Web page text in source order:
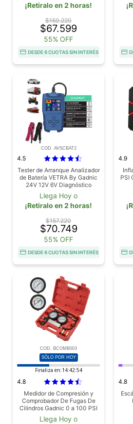
¡Retiralo en 2 horas!
$150.220
$67.599
55% OFF
DESDE 6 CUOTAS SIN INTERÉS
COD. AVSCBAT2
4.5
Tester de Arranque Analizador
de Batería VETRA By Gadnic
24V 12V 6V Diagnóstico
Completo
Llega Hoy o
¡Retiralo en 2 horas!
$157.220
$70.749
55% OFF
DESDE 6 CUOTAS SIN INTERÉS
4.9
PSI
COD. BCOMB003
SÓLO POR HOY
Finaliza en:14:42:53
4.8
Medidor de Compresión y
Comprobador De Fugas De
Cilindros Gadnic 0 a 100 PSI
Automotriz Con Adaptadores
Llega Hoy o
4.8